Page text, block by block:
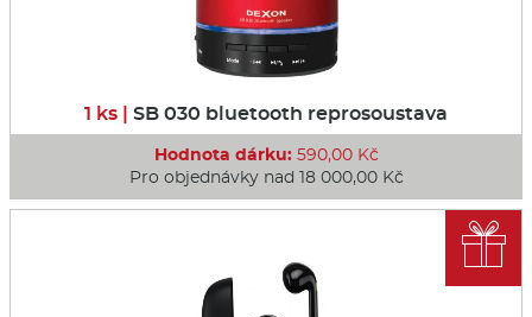
1 ks | SB 030 bluetooth reprosoustava
Hodnota dárku:590,00 Kč
Pro objednávky nad 18 000,00 Kč
